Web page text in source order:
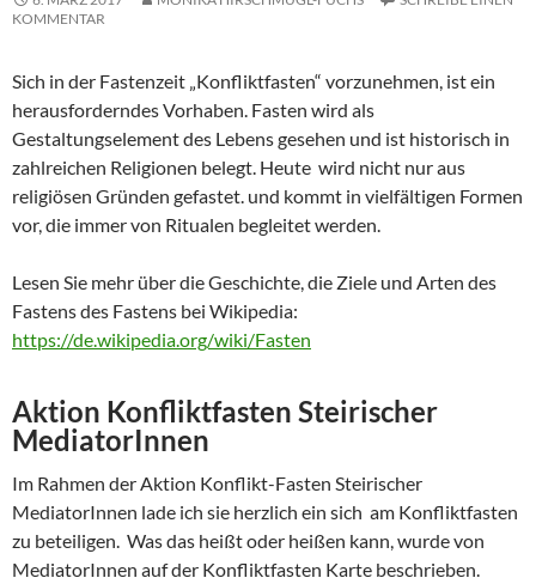
KOMMENTAR
Sich in der Fastenzeit „Konfliktfasten“ vorzunehmen, ist ein
herausforderndes Vorhaben. Fasten wird als
Gestaltungselement des Lebens gesehen und ist historisch in
zahlreichen Religionen belegt. Heute wird nicht nur aus
religiösen Gründen gefastet. und kommt in vielfältigen Formen
vor, die immer von Ritualen begleitet werden.
Lesen Sie mehr über die Geschichte, die Ziele und Arten des
Fastens des Fastens bei Wikipedia:
https://de.wikipedia.org/wiki/Fasten
Aktion Konfliktfasten Steirischer
MediatorInnen
Im Rahmen der Aktion Konflikt-Fasten Steirischer
MediatorInnen lade ich sie herzlich ein sich am Konfliktfasten
zu beteiligen. Was das heißt oder heißen kann, wurde von
MediatorInnen auf der Konfliktfasten Karte beschrieben.